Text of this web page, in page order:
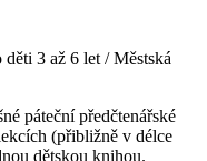
3 až 6 let / Městská
páteční předčtenářské
(přibližně v délce
dětskou knihou.